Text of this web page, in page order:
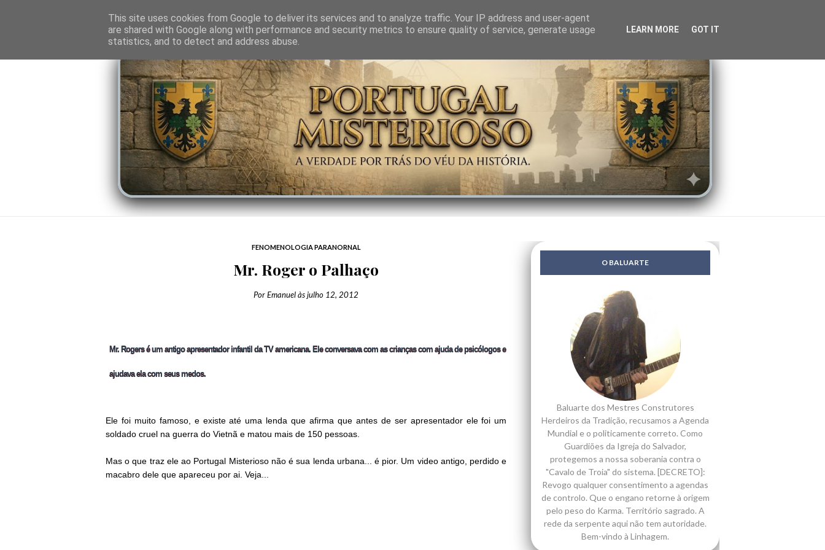
O PORTAL SOMBRAS DO PODER LINHAGEM SABEDORIA CIÊNCIA DO INVISÍVEL CONTRA-PODER ANJOS LENDAS
FENOMENOLOGIA PARANORNAL
Mr. Roger o Palhaço
PorEmanuelàsjulho 12, 2012
Mr. Rogers é um antigo apresentador infantil da TV americana. Ele conversava com as crianças com ajuda de psicólogos e
ajudava ela com seus medos.
Ele foi muito famoso, e existe até uma lenda que afirma que antes de ser apresentador ele foi um
soldado cruel na guerra do Vietnã e matou mais de 150 pessoas.
Mas o que traz ele ao Portugal Misterioso não é sua lenda urbana... é pior. Um video antigo, perdido e
macabro dele que apareceu por ai. Veja...
O BALUARTE
Baluarte dos Mestres Construtores
Herdeiros da Tradição, recusamos a Agenda
Mundial e o politicamente correto. Como
Guardiões da Igreja do Salvador,
protegemos a nossa soberania contra o
"Cavalo de Troia" do sistema. [DECRETO]:
Revogo qualquer consentimento a agendas
de controlo. Que o engano retorne à origem
pelo peso do Karma. Território sagrado. A
rede da serpente aqui não tem autoridade.
Bem-vindo à Linhagem.
This site uses cookies from Google to deliver its services and to analyze traffic. Your IP address and user-agent
are shared with Google along with performance and security metrics to ensure quality of service, generate usage
statistics, and to detect and address abuse.
LEARN MORE GOT IT